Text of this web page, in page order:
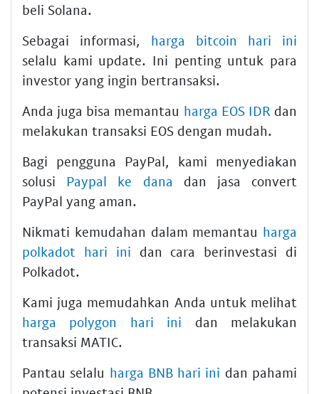
beli Solana.
Sebagai informasi, harga bitcoin hari ini
selalu kami update. Ini penting untuk para
investor yang ingin bertransaksi.
Anda juga bisa memantau harga EOS IDR dan
melakukan transaksi EOS dengan mudah.
Bagi pengguna PayPal, kami menyediakan
solusi Paypal ke dana dan jasa convert
PayPal yang aman.
Nikmati kemudahan dalam memantau harga
polkadot hari ini dan cara berinvestasi di
Polkadot.
Kami juga memudahkan Anda untuk melihat
harga polygon hari ini dan melakukan
transaksi MATIC.
Pantau selalu harga BNB hari ini dan pahami